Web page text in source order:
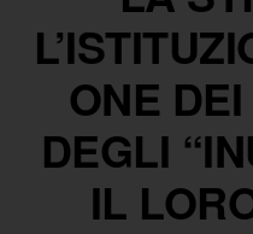
persone
ambito
psichiatrico
ONE
DEGLI
IL